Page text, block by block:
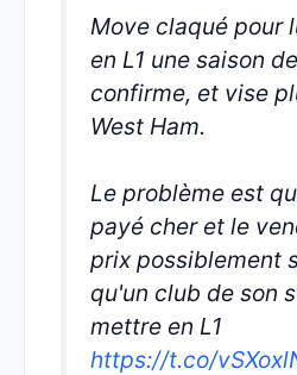
Move claqué pour
en L1 une saison
confirme, et vise
West Ham.
Le problème est
payé cher et le
prix possiblement
qu'un club de son
mettre en L1
https://t.co/